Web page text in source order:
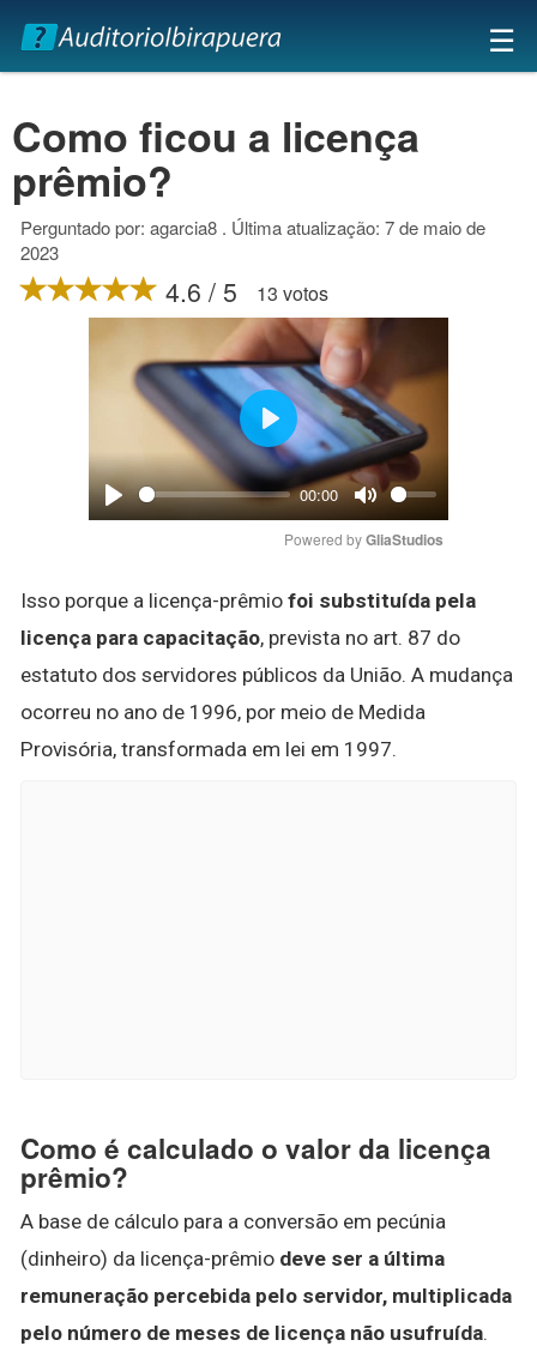
×
☰
Como ficou a licença
prêmio?
Perguntado por: agarcia8 . Última atualização: 7 de maio de
2023
4.6 / 5 13 votos
Play
00:00
Mute
Play
Powered by GliaStudios
Isso porque a licença-prêmio foi substituída pela
licença para capacitação, prevista no art. 87 do
estatuto dos servidores públicos da União. A mudança
ocorreu no ano de 1996, por meio de Medida
Provisória, transformada em lei em 1997.
Como é calculado o valor da licença
prêmio?
A base de cálculo para a conversão em pecúnia
(dinheiro) da licença-prêmio deve ser a última
remuneração percebida pelo servidor, multiplicada
pelo número de meses de licença não usufruída.